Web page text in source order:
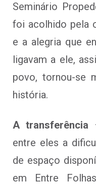
Seminário
foi acolhido pela
e a alegria que
ligavam a ele,
povo, tornou-se
história.
A transferência
entre eles a
de espaço
em Entre